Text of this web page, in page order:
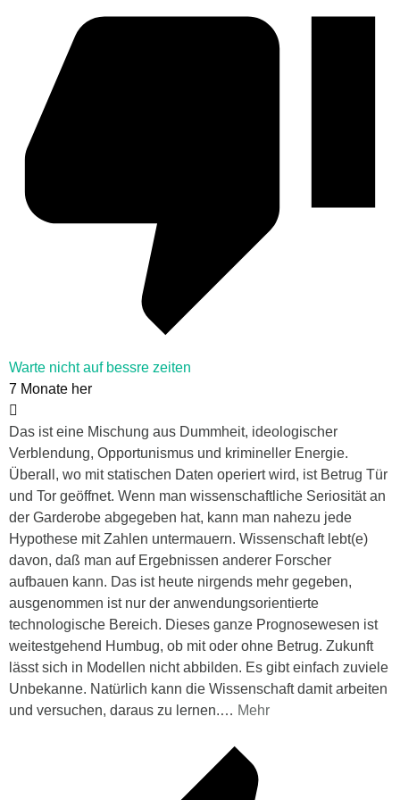
Warte nicht auf bessre zeiten
7 Monate her
Das ist eine Mischung aus Dummheit, ideologischer
Verblendung, Opportunismus und krimineller Energie.
Überall, wo mit statischen Daten operiert wird, ist Betrug Tür
und Tor geöffnet. Wenn man wissenschaftliche Seriosität an
der Garderobe abgegeben hat, kann man nahezu jede
Hypothese mit Zahlen untermauern. Wissenschaft lebt(e)
davon, daß man auf Ergebnissen anderer Forscher
aufbauen kann. Das ist heute nirgends mehr gegeben,
ausgenommen ist nur der anwendungsorientierte
technologische Bereich. Dieses ganze Prognosewesen ist
weitestgehend Humbug, ob mit oder ohne Betrug. Zukunft
lässt sich in Modellen nicht abbilden. Es gibt einfach zuviele
Unbekanne. Natürlich kann die Wissenschaft damit arbeiten
und versuchen, daraus zu lernen.… Mehr